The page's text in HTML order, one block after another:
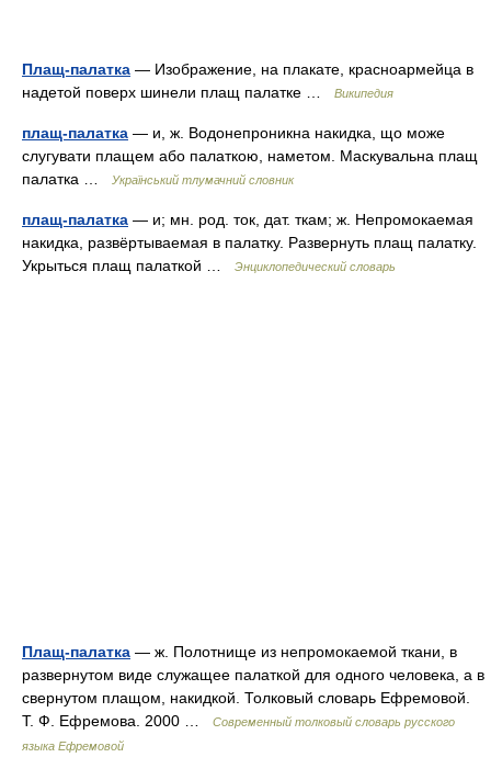
Плащ-палатка — Изображение, на плакате, красноармейца в
надетой поверх шинели плащ палатке …
Википедия
плащ-палатка — и, ж. Водонепроникна накидка, що може
слугувати плащем або палаткою, наметом. Маскувальна плащ
палатка …
Український тлумачний словник
плащ-палатка — и; мн. род. ток, дат. ткам; ж. Непромокаемая
накидка, развёртываемая в палатку. Развернуть плащ палатку.
Укрыться плащ палаткой …
Энциклопедический словарь
Плащ-палатка — ж. Полотнище из непромокаемой ткани, в
развернутом виде служащее палаткой для одного человека, а в
свернутом плащом, накидкой. Толковый словарь Ефремовой.
Т. Ф. Ефремова. 2000 …
Современный толковый словарь русского
языка Ефремовой